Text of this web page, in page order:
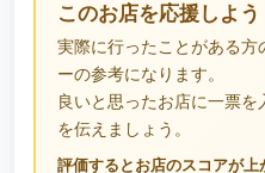
このお店を応援しよう
実際に行ったことがある
ーの参考になります。
良いと思ったお店に一票
を伝えましょう。
評価するとお店のスコアが上